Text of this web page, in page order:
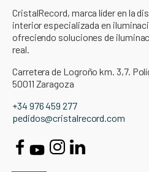
CristalRecord, marca líder en la
interior especializada en
ofreciendo soluciones de
real.
Carretera de Logroño km. 3,7.
50011 Zaragoza
+34 976 459 277
pedidos@cristalrecord.com